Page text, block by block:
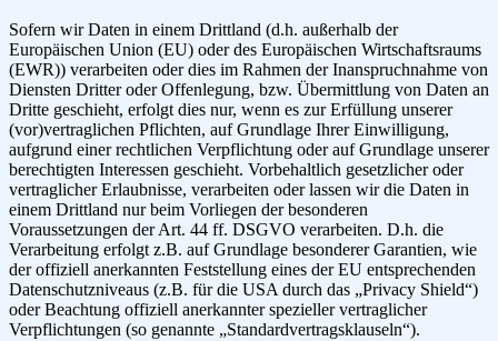
Sofern wir Daten in einem Drittland (d.h. außerhalb der
Europäischen Union (EU) oder des Europäischen Wirtschaftsraums
(EWR)) verarbeiten oder dies im Rahmen der Inanspruchnahme von
Diensten Dritter oder Offenlegung, bzw. Übermittlung von Daten an
Dritte geschieht, erfolgt dies nur, wenn es zur Erfüllung unserer
(vor)vertraglichen Pflichten, auf Grundlage Ihrer Einwilligung,
aufgrund einer rechtlichen Verpflichtung oder auf Grundlage unserer
berechtigten Interessen geschieht. Vorbehaltlich gesetzlicher oder
vertraglicher Erlaubnisse, verarbeiten oder lassen wir die Daten in
einem Drittland nur beim Vorliegen der besonderen
Voraussetzungen der Art. 44 ff. DSGVO verarbeiten. D.h. die
Verarbeitung erfolgt z.B. auf Grundlage besonderer Garantien, wie
der offiziell anerkannten Feststellung eines der EU entsprechenden
Datenschutzniveaus (z.B. für die USA durch das „Privacy Shield“)
oder Beachtung offiziell anerkannter spezieller vertraglicher
Verpflichtungen (so genannte „Standardvertragsklauseln“).